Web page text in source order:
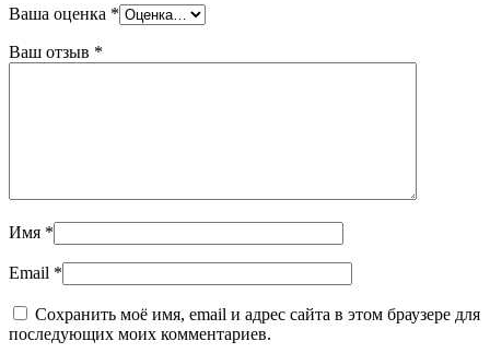
Ваша оценка *
Ваш отзыв *
Имя *
Email *
Сохранить моё имя, email и адрес сайта в этом браузере для
последующих моих комментариев.